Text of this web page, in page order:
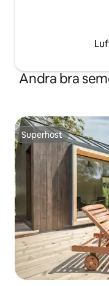
Andra bra
Superhost
Superhost